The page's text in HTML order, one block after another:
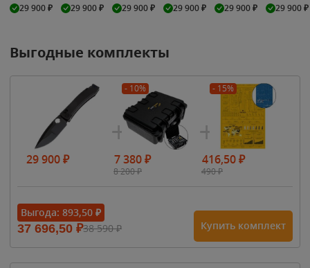
29 900₽ 29 900₽ 29 900₽ 29 900₽ 29 900₽ 29 900₽
Выгодные комплекты
29 900₽
- 10%
7 380₽
8 200₽
- 15%
416,50₽
490₽
Выгода: 893,50 ₽
37 696,50 ₽38 590₽ Купить комплект